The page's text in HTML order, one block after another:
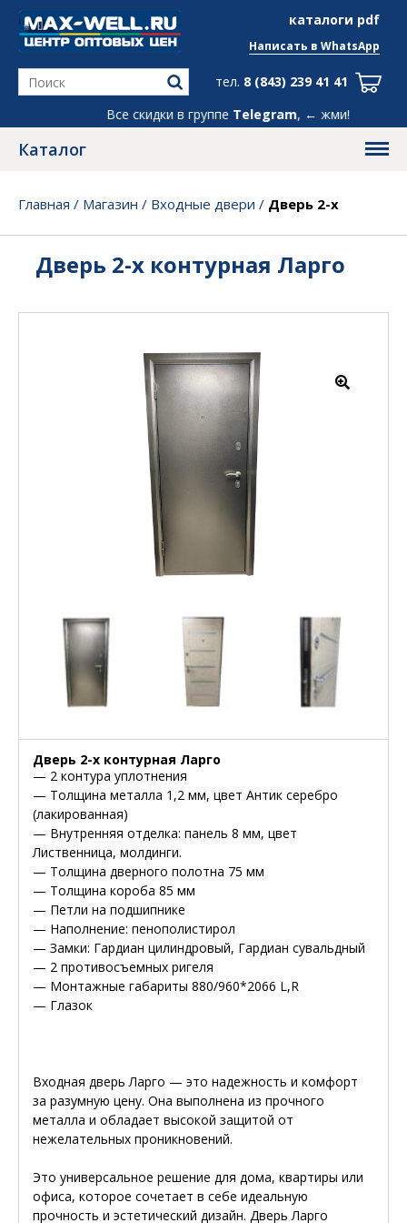
каталоги pdf
info@max-well.ru
Все скидки в группеTelegram, ← жми!
Написать в WhatsApp
тел. 8 (843) 239 41 41
Каталог
Главная / Магазин / Входные двери / Дверь 2-х
Дверь 2-х контурная Ларго
Дверь 2-х контурная Ларго
— 2 контура уплотнения
— Толщина металла 1,2 мм, цвет Антик серебро
(лакированная)
— Внутренняя отделка: панель 8 мм, цвет
Лиственница, молдинги.
— Толщина дверного полотна 75 мм
— Толщина короба 85 мм
— Петли на подшипнике
— Наполнение: пенополистирол
— Замки: Гардиан цилиндровый, Гардиан сувальдный
— 2 противосъемных ригеля
— Монтажные габариты 880/960*2066 L,R
— Глазок
Входная дверь Ларго — это надежность и комфорт
за разумную цену. Она выполнена из прочного
металла и обладает высокой защитой от
нежелательных проникновений.
Это универсальное решение для дома, квартиры или
офиса, которое сочетает в себе идеальную
прочность и эстетический дизайн. Дверь Ларго